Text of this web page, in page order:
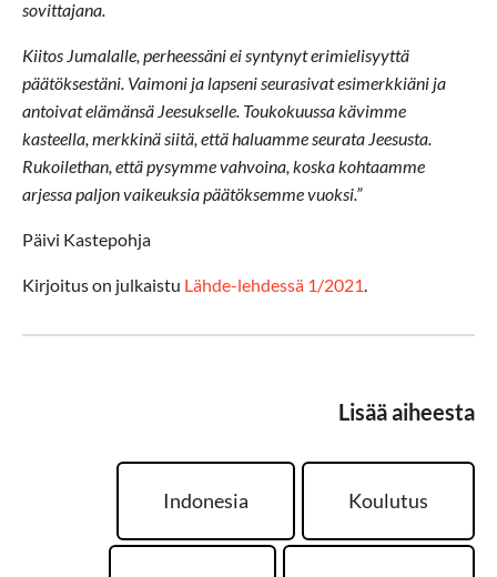
sovittajana.
Kiitos Jumalalle, perheessäni ei syntynyt erimielisyyttä
päätöksestäni. Vaimoni ja lapseni seurasivat esimerkkiäni ja
antoivat elämänsä Jeesukselle. Toukokuussa kävimme
kasteella, merkkinä siitä, että haluamme seurata Jeesusta.
Rukoilethan, että pysymme vahvoina, koska kohtaamme
arjessa paljon vaikeuksia päätöksemme vuoksi.”
Päivi Kastepohja
Kirjoitus on julkaistu Lähde-lehdessä 1/2021
Lisää aiheesta
Indonesia Koulutus